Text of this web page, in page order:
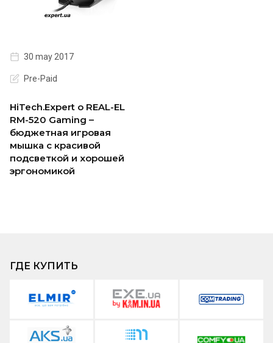
30 may 2017
Pre-Paid
HiTech.Expert о REAL-EL
RM-520 Gaming –
бюджетная игровая
мышка с красивой
подсветкой и хорошей
эргономикой
ГДЕ КУПИТЬ